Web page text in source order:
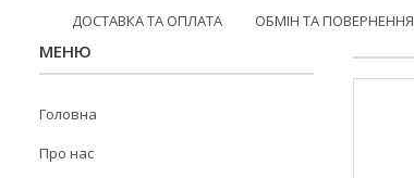
ДОСТАВКА ТА ОПЛАТА ОБМІН ТА ПОВЕРНЕННЯ
Головна
Про нас